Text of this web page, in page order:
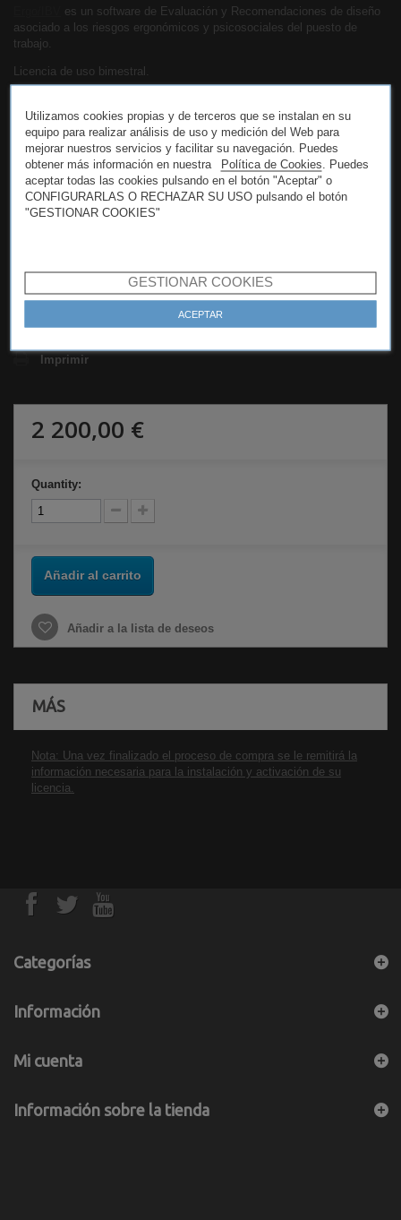
Utilizamos cookies propias y de terceros que se instalan en su
equipo para realizar análisis de uso y medición del Web para
mejorar nuestros servicios y facilitar su navegación. Puedes
obtener más información en nuestra
Política de Cookies . Puedes
aceptar todas las cookies pulsando en el botón "Aceptar" o
CONFIGURARLAS O RECHAZAR SU USO pulsando el botón
"GESTIONAR COOKIES"
GESTIONAR COOKIES
ACEPTAR
es un software de Evaluación y Recomendaciones de diseño
asociado a los riesgos ergonómicos y psicosociales del puesto de
trabajo.
Licencia de uso bimestral.
Consulta al experto
Asistencia técnica
Acceso a contenidos exclusivos
Formación
Descuentos en productos y servicios relacionados con la salud
laboral y la ergonomía
Descubre todo sobre Ergo/IBV aquí:ergoibv.com
Tweet Compartir
Imprimir
2 200,00 €
Quantity:
Añadir al carrito
Añadir a la lista de deseos
MÁS
Nota: Una vez finalizado el proceso de compra se le remitirá la
información necesaria para la instalación y activación de su
licencia.
Categorías
Información
Mi cuenta
Información sobre la tienda